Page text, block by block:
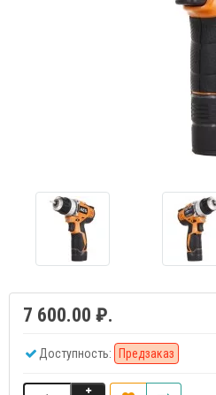
7 600.00 ₽.
Доступность: Предзаказ